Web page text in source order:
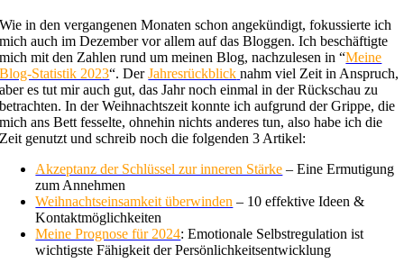
Wie in den vergangenen Monaten schon angekündigt, fokussierte ich
mich auch im Dezember vor allem auf das Bloggen. Ich beschäftigte
mich mit den Zahlen rund um meinen Blog, nachzulesen in “Meine
Blog-Statistik 2023“. DerJahresrückblick nahm viel Zeit in Anspruch,
aber es tut mir auch gut, das Jahr noch einmal in der Rückschau zu
betrachten. In der Weihnachtszeit konnte ich aufgrund der Grippe, die
mich ans Bett fesselte, ohnehin nichts anderes tun, also habe ich die
Zeit genutzt und schreib noch die folgenden 3 Artikel:
Akzeptanz der Schlüssel zur inneren Stärke – Eine Ermutigung
zum Annehmen
Weihnachtseinsamkeit überwinden – 10 effektive Ideen &
Kontaktmöglichkeiten
Meine Prognose für 2024: Emotionale Selbstregulation ist
wichtigste Fähigkeit der Persönlichkeitsentwicklung